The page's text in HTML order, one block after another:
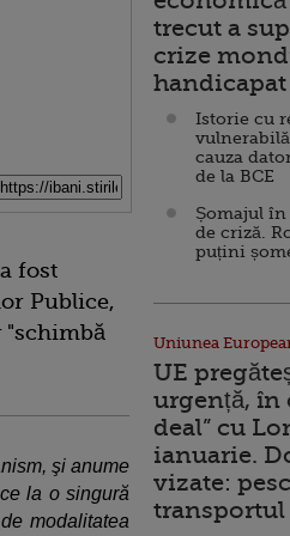
fost
Publice,
"schimbă
şi anume
la o singură
modalitatea
trecut a
crize
Istorie cu
cauza
de la BCE
Șomajul
de criză.
puțini
Uniunea
UE
urgență, în
deal” cu
ianuarie.
vizate:
transportul